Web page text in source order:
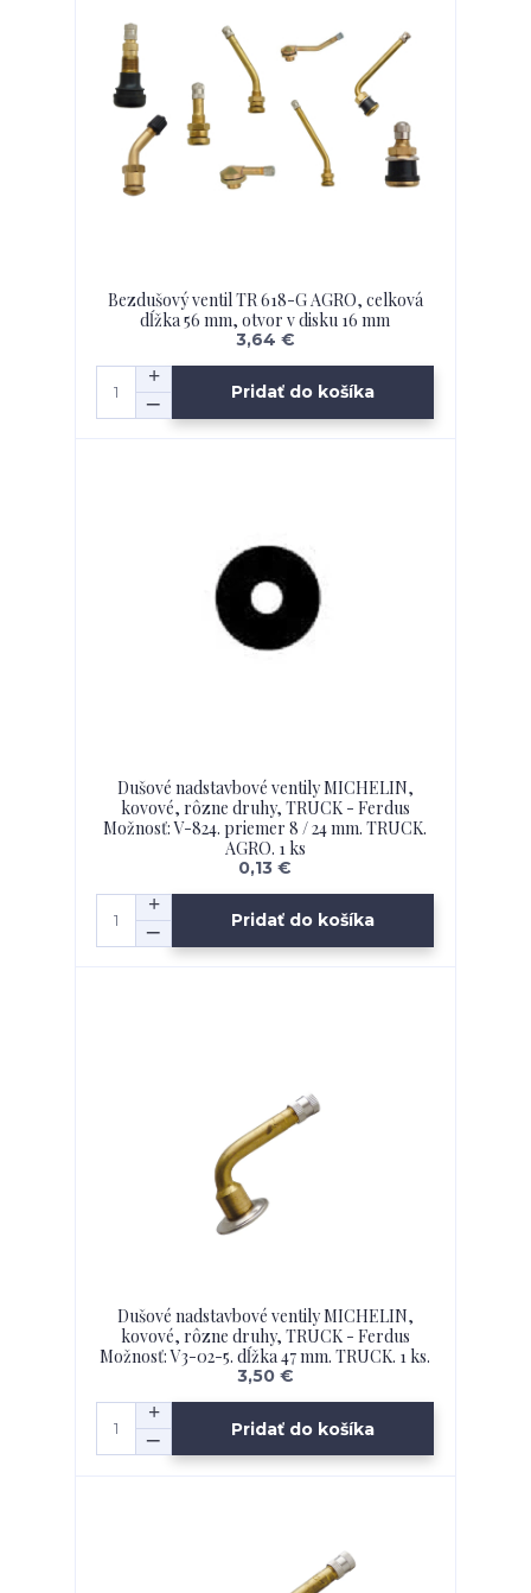
Bezdušový ventil TR 618-G AGRO, celková
dĺžka 56 mm, otvor v disku 16 mm
3,64 €
Pridať do košíka
Dušové nadstavbové ventily MICHELIN,
kovové, rôzne druhy, TRUCK - Ferdus
Možnosť: V-824. priemer 8 / 24 mm. TRUCK.
AGRO. 1 ks
0,13 €
Pridať do košíka
Dušové nadstavbové ventily MICHELIN,
kovové, rôzne druhy, TRUCK - Ferdus
Možnosť: V3-02-5. dĺžka 47 mm. TRUCK. 1 ks.
3,50 €
Pridať do košíka